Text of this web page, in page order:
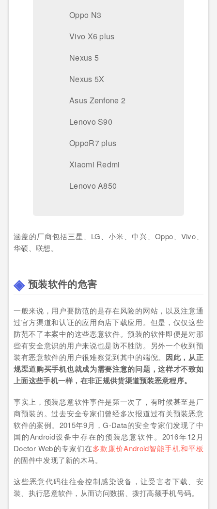
Oppo N3
Vivo X6 plus
Nexus 5
Nexus 5X
Asus Zenfone 2
Lenovo S90
OppoR7 plus
Xiaomi Redmi
Lenovo A850
涵盖的厂商包括三星、LG、小米、中兴、Oppo、Vivo、
华硕、联想。
预装软件的危害
一般来说，用户要防范的是存在风险的网站，以及注意通
过官方渠道和认证的应用商店下载应用。但是，仅仅这些
防范不了本案中的这些恶意软件。预装的软件即便是对那
些有安全意识的用户来说也是防不胜防。另外一个收到预
装有恶意软件的用户很难察觉到其中的端倪。 因此，从正
规渠道购买手机也就成为需要注意的问题，这样才不致如
上面这些手机一样，在非正规供货渠道预装恶意程序。
事实上，预装恶意软件事件是第一次了，有时候甚至是厂
商预装的。过去安全专家们曾经多次报道过有关预装恶意
软件的案例。2015年9月，G-Data的安全专家们发现了中
国的Android设备中存在的预装恶意软件。2016年12月
Doctor Web的专家们在多款廉价Android智能手机和平板
的固件中发现了新的木马。
这些恶意代码往往会控制感染设备，让受害者下载、安
装、执行恶意软件，从而访问数据、拨打高额手机号码。